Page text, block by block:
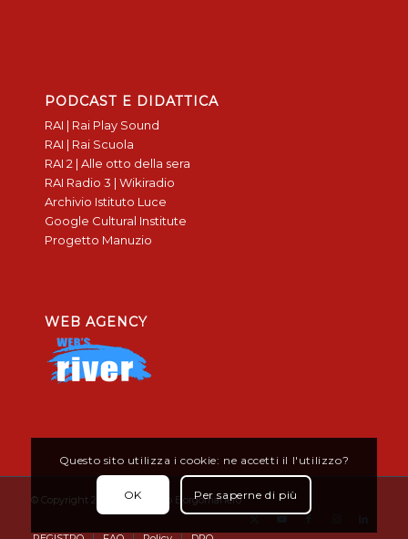
PODCAST E DIDATTICA
RAI | Rai Play Sound
RAI | Rai Scuola
RAI 2 | Alle otto della sera
RAI Radio 3 | Wikiradio
Archivio Istituto Luce
Google Cultural Institute
Progetto Manuzio
WEB AGENCY
© Copyright 2019 - Don Bosco Borgomanero
Questo sito utilizza i cookie: ne accetti il l'utilizzo?
OK Per saperne di più